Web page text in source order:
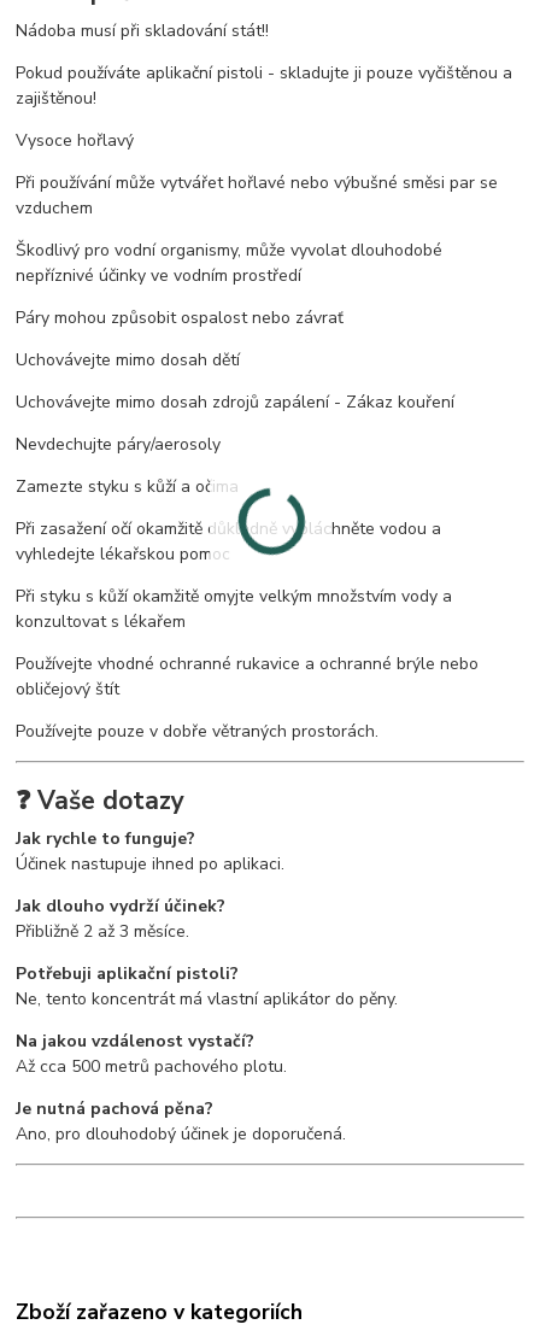
Nádoba musí při skladování stát!!
Pokud používáte aplikační pistoli - skladujte ji pouze vyčištěnou a
zajištěnou!
Vysoce hořlavý
Při používání může vytvářet hořlavé nebo výbušné směsi par se
vzduchem
Škodlivý pro vodní organismy, může vyvolat dlouhodobé
nepříznivé účinky ve vodním prostředí
Páry mohou způsobit ospalost nebo závrať
Uchovávejte mimo dosah dětí
Uchovávejte mimo dosah zdrojů zapálení - Zákaz kouření
Nevdechujte páry/aerosoly
Zamezte styku s kůží a očima
Při zasažení očí okamžitě důkladně vypláchněte vodou a
vyhledejte lékařskou pomoc
Při styku s kůží okamžitě omyjte velkým množstvím vody a
konzultovat s lékařem
Používejte vhodné ochranné rukavice a ochranné brýle nebo
obličejový štít
Používejte pouze v dobře větraných prostorách.
❓ Vaše dotazy
Jak rychle to funguje?
Účinek nastupuje ihned po aplikaci.
Jak dlouho vydrží účinek?
Přibližně 2 až 3 měsíce.
Potřebuji aplikační pistoli?
Ne, tento koncentrát má vlastní aplikátor do pěny.
Na jakou vzdálenost vystačí?
Až cca 500 metrů pachového plotu.
Je nutná pachová pěna?
Ano, pro dlouhodobý účinek je doporučená.
Zboží zařazeno v kategoriích